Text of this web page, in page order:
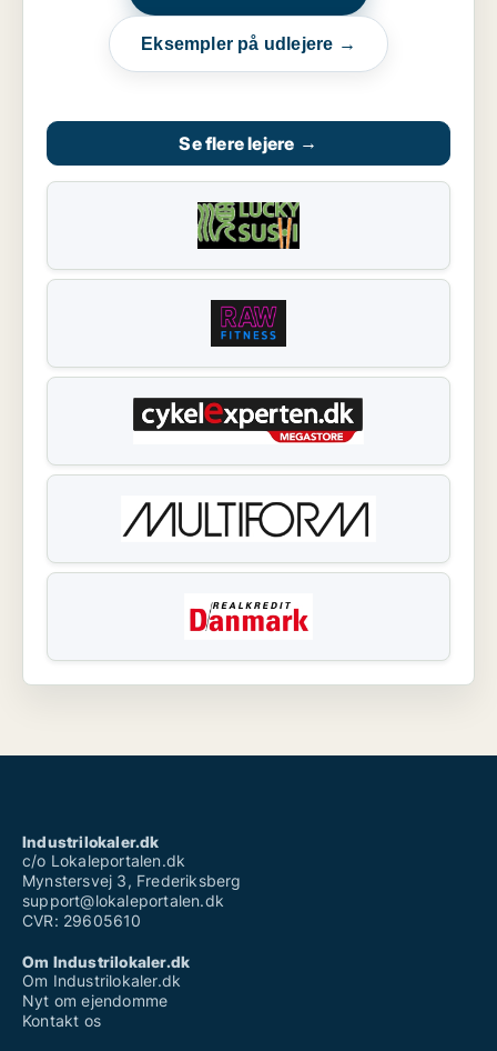
Eksempler på udlejere →
Se flere lejere →
Industrilokaler.dk
c/o Lokaleportalen.dk
Mynstersvej 3, Frederiksberg
support@lokaleportalen.dk
CVR: 29605610
Om Industrilokaler.dk
Om Industrilokaler.dk
Nyt om ejendomme
Kontakt os